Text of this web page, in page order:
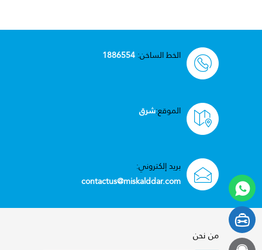
الخط الساخن:1886554
الموقع:شرق
بريد إلكتروني:
contactus@miskalddar.com
من نحن